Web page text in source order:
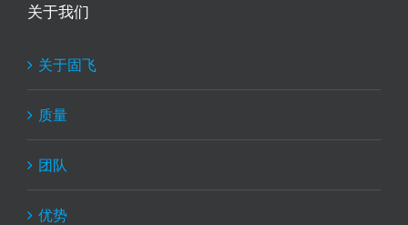
关于我们
关于固飞
质量
团队
优势